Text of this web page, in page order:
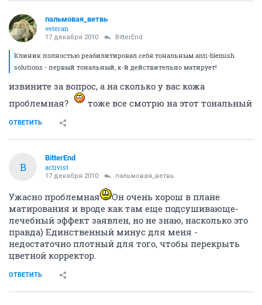
пальмовая_ветвь
veteran
17 декабря 2010 BitterEnd
Клиник полностью реабилитировал себя тональным anti-blemish
solutions - первый тональный, к-й действительно матирует!
извините за вопрос, а на сколько у вас кожа
проблемная?
тоже все смотрю на этот тональный
ОТВЕТИТЬ
B
BitterEnd
activist
17 декабря 2010 пальмовая_ветвь
Ужасно проблемная
Он очень хорош в плане
матирования и вроде как там еще подсушивающе-
лечебный эффект заявлен, но не знаю, насколько это
правда) Единственный минус для меня -
недостаточно плотный для того, чтобы перекрыть
цветной корректор.
ОТВЕТИТЬ